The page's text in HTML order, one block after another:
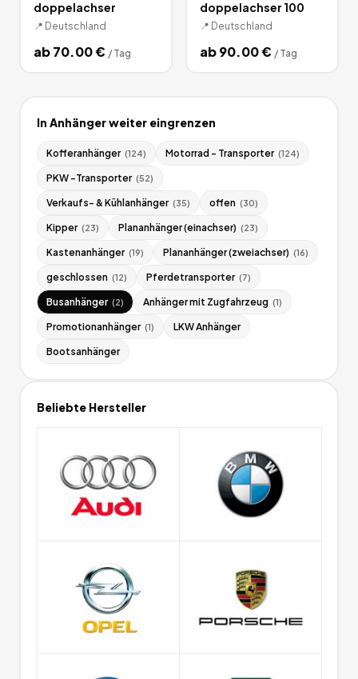
doppelachser
📍 Deutschland
ab70.00€ / Tag
doppelachser 100
📍 Deutschland
ab90.00€ / Tag
In Anhängerweiter eingrenzen
Kofferanhänger (124) Motorrad - Transporter (124)
PKW -Transporter (52)
Verkaufs- & Kühlanhänger (35) offen (30)
Kipper (23) Plananhänger (einachser) (23)
Kastenanhänger (19) Plananhänger (zweiachser) (16)
geschlossen (12) Pferdetransporter (7)
Busanhänger (2) Anhänger mit Zugfahrzeug (1)
Promotionanhänger (1) LKW Anhänger
Bootsanhänger
Beliebte Hersteller